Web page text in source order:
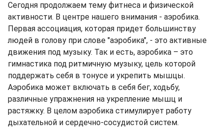
Сегодня продолжаем тему фитнеса и физической
активности. В центре нашего внимания - аэробика.
Первая ассоциация, которая придет большинству
людей в голову при слове "аэробика", - это активные
движения под музыку. Так и есть, аэробика – это
гимнастика под ритмичную музыку, цель которой
поддержать себя в тонусе и укрепить мышцы.
Аэробика может включать в себя бег, ходьбу,
различные упражнения на укрепление мышц и
растяжку. В целом аэробика стимулирует работу
дыхательной и сердечно-сосудистой систем.